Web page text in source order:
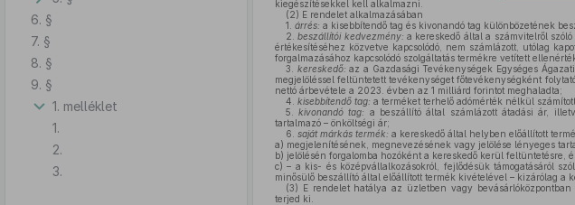
6. §
7. §
8. §
9. §
1. melléklet
1.
2.
3.
kiegészítésekkel kell alkalmazni.
(2) E rendelet alkalmazásában
1. árrés: a kisebbítendő tag és kivonandó tag különbözetének
2.
beszállítói kedvezmény: a kereskedő által a számvitelről szóló
értékesítéséhez közvetve kapcsolódó, nem számlázott, utólag
forgalmazásához kapcsolódó szolgáltatás termékre vetített
3.
kereskedő: az a Gazdasági Tevékenységek Egységes
megjelöléssel feltüntetett tevékenységet főtevékenységként
nettó árbevétele a 2023. évben az 1 milliárd forintot meghaladta;
4. kisebbítendő tag: a terméket terhelő adómérték nélkül
5.
kivonandó tag: a beszállító által számlázott átadási ár,
tartalmazó – önköltségi ár;
6. saját márkás termék: a kereskedő által helyben előállított
a) megjelenítésének, megnevezésének vagy jelölése lényeges
b) jelölésén forgalomba hozóként a kereskedő kerül feltüntetésre,
c) – a kis- és középvállalkozásokról, fejlődésük támogatásáról
minősülő beszállító által előállított termék kivételével – kizárólag a
(3) E rendelet hatálya az üzletben vagy
terjed ki.